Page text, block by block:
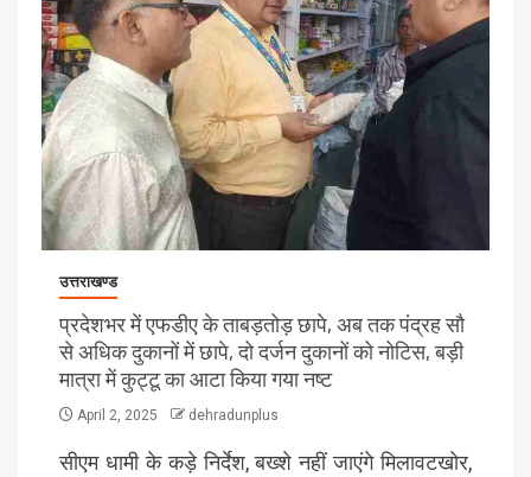
उत्तराखण्ड
प्रदेशभर में एफडीए के ताबड़तोड़ छापे, अब तक पंद्रह सौ
से अधिक दुकानों में छापे, दो दर्जन दुकानों को नोटिस, बड़ी
मात्रा में कुट्टू का आटा किया गया नष्ट
April 2, 2025 dehradunplus
सीएम धामी के कड़े निर्देश, बख्शे नहीं जाएंगे मिलावटखोर,